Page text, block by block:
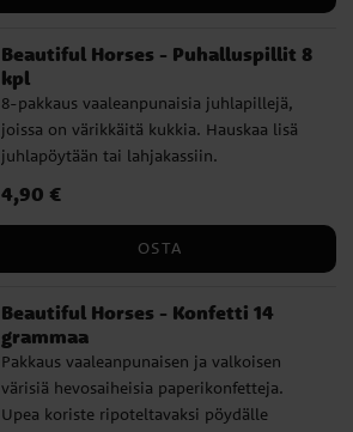
Beautiful Horses - Puhalluspillit 8
kpl
8-pakkaus vaaleanpunaisia juhlapillejä,
joissa on värikkäitä kukkia. Hauskaa lisä
juhlapöytään tai lahjakassiin.
Hinta :4,90 €
4,90 €
OSTA
Beautiful Horses - Konfetti 14
grammaa
Pakkaus vaaleanpunaisen ja valkoisen
värisiä hevosaiheisia paperikonfetteja.
Upea koriste ripoteltavaksi pöydälle